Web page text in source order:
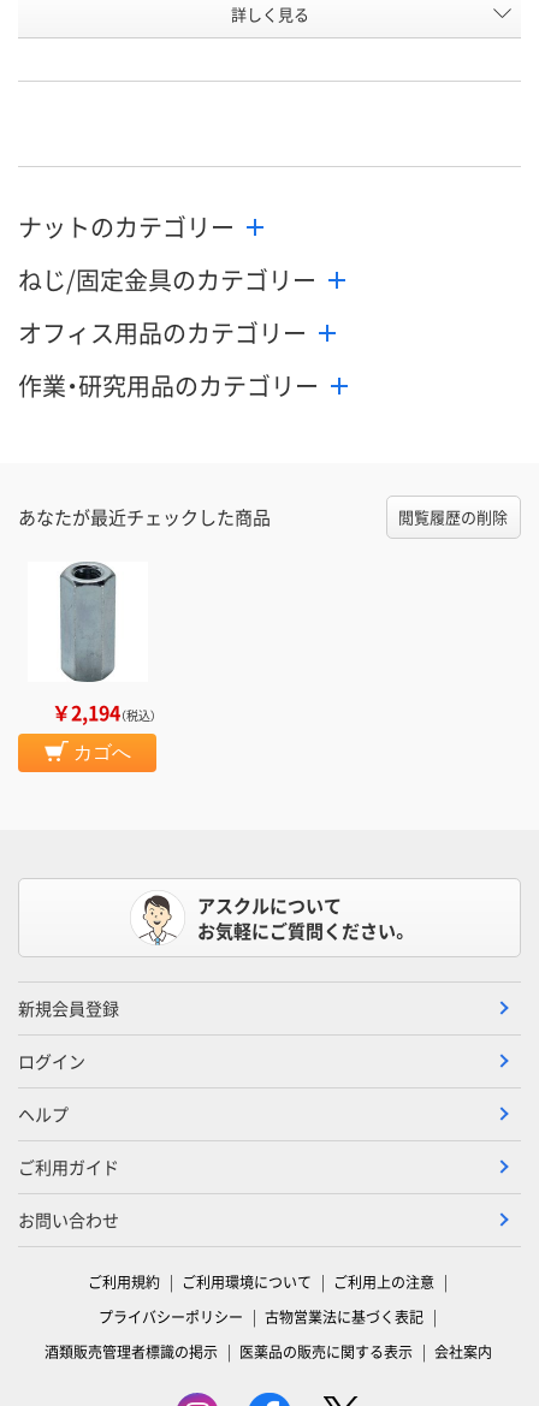
M12
号
お届け日 8月10日（月） 8月17日（月）まで 8月8日（土）
数量
カゴへ カゴへ
詳しく見る
ナットのカテゴリー
ねじ/固定金具のカテゴリー
オフィス用品のカテゴリー
作業・研究用品のカテゴリー
あなたが最近チェックした商品 閲覧履歴の削除
￥2,194（税込）
カゴへ
アスクルについて
お気軽にご質問ください。
新規会員登録
ログイン
ヘルプ
ご利用ガイド
お問い合わせ
ご利用規約 ご利用環境について
ご利用上の注意
プライバシーポリシー
古物営業法に基づく表記
酒類販売管理者標識の掲示
医薬品の販売に関する表示 会社案内